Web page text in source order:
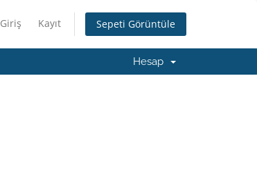
Giriş Kayıt Sepeti Görüntüle
Hesap